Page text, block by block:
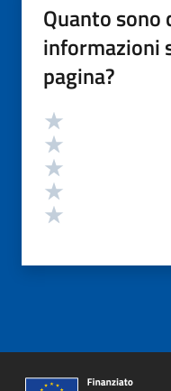
Quanto sono
informazioni
pagina?
Valutazione